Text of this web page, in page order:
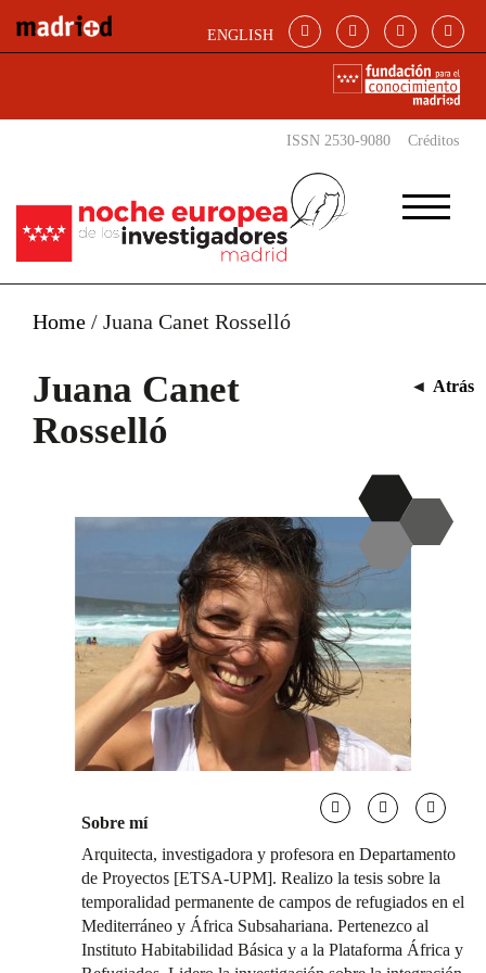
ENGLISH
ISSN 2530-9080 Créditos
Home / Juana Canet Rosselló
Juana Canet
Rosselló
◄ Atrás
Sobre mí
Arquitecta, investigadora y profesora en Departamento
de Proyectos [ETSA-UPM]. Realizo la tesis sobre la
temporalidad permanente de campos de refugiados en el
Mediterráneo y África Subsahariana. Pertenezco al
Instituto Habitabilidad Básica y a la Plataforma África y